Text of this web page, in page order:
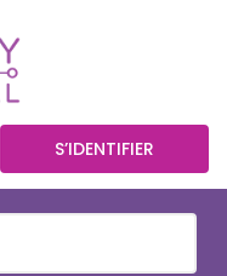
S’IDENTIFIER